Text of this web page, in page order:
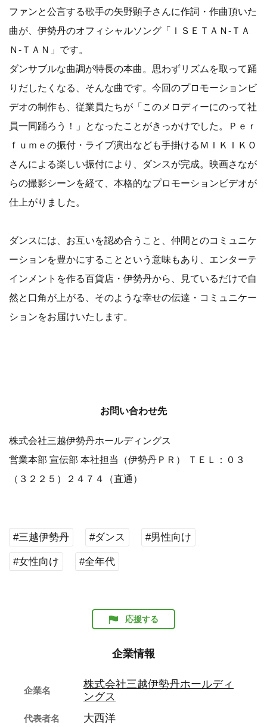
ファンと公言する歌手の矢野顕子さんに作詞・作曲頂いた
曲が、伊勢丹のオフィシャルソング「ＩＳＥＴＡＮ-ＴＡ
Ｎ-ＴＡＮ」です。
ダンサブルな曲調が特長の本曲。思わずリズムを取って踊
りだしたくなる、そんな曲です。今回のプロモーションビ
デオの制作も、従業員たちが「このメロディーにのって社
員一同踊ろう！」となったことがきっかけでした。Ｐｅｒ
ｆｕｍｅの振付・ライブ演出なども手掛けるＭＩＫＩＫＯ
さんによる楽しい振付により、ダンスが完成。映画さなが
らの撮影シーンを経て、本格的なプロモーションビデオが
仕上がりました。
ダンスには、お互いを認め合うこと、仲間とのコミュニケ
ーションを豊かにすることという意味もあり、エンターテ
インメントを作る百貨店・伊勢丹から、見ているだけで自
然と口角が上がる、そのような幸せの伝達・コミュニケー
ションをお届けいたします。
お問い合わせ先
株式会社三越伊勢丹ホールディングス
営業本部 宣伝部 本社担当（伊勢丹ＰＲ） ＴＥＬ：０３
（３２２５）２４７４（直通）
#三越伊勢丹 #ダンス #男性向け
#女性向け #全年代
応援する
企業情報
企業名
株式会社三越伊勢丹ホールディ
ングス
代表者名 大西洋